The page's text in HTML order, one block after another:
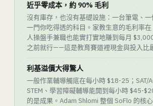
近乎零成本，約 90% 毛利
沒有庫存，也沒有基礎設施：一台筆電、一
一門你吃得透的科目。家教生意的毛利率
人操盤手兼職也能實打實地賺到每月
之前就行——這是教育賽道裡現金與投入比
利基溢價大得驚人
一般作業輔導觸底在每小時 $18-25；SAT/
STEM、學習障礙輔導能開到每小時 $45-
的是成果。Adam Shlomi 整個 SoFlo 的核